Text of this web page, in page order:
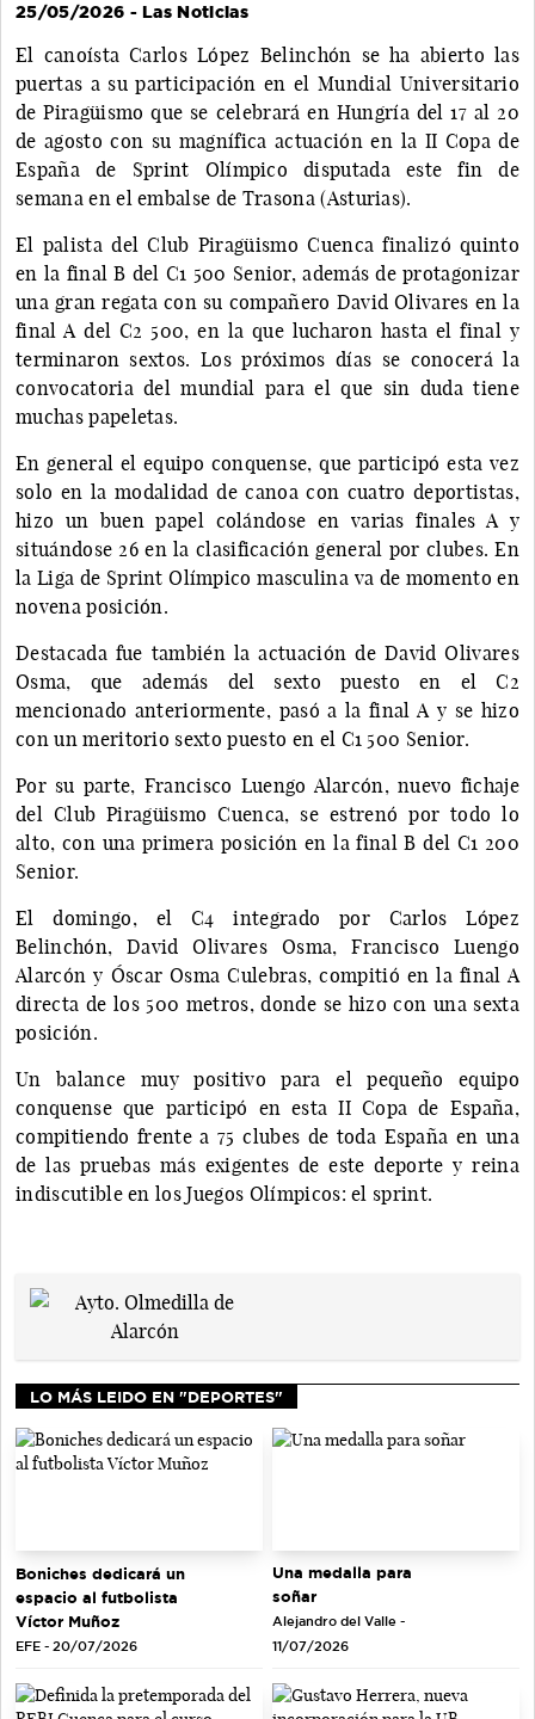
25/05/2026 - Las Noticias
El canoísta Carlos López Belinchón se ha abierto las
puertas a su participación en el Mundial Universitario
de Piragüismo que se celebrará en Hungría del 17 al 20
de agosto con su magnífica actuación en la II Copa de
España de Sprint Olímpico disputada este fin de
semana en el embalse de Trasona (Asturias).
El palista del Club Piragüismo Cuenca finalizó quinto
en la final B del C1 500 Senior, además de protagonizar
una gran regata con su compañero David Olivares en la
final A del C2 500, en la que lucharon hasta el final y
terminaron sextos. Los próximos días se conocerá la
convocatoria del mundial para el que sin duda tiene
muchas papeletas.
En general el equipo conquense, que participó esta vez
solo en la modalidad de canoa con cuatro deportistas,
hizo un buen papel colándose en varias finales A y
situándose 26 en la clasificación general por clubes. En
la Liga de Sprint Olímpico masculina va de momento en
novena posición.
Destacada fue también la actuación de David Olivares
Osma, que además del sexto puesto en el C2
mencionado anteriormente, pasó a la final A y se hizo
con un meritorio sexto puesto en el C1 500 Senior.
Por su parte, Francisco Luengo Alarcón, nuevo fichaje
del Club Piragüismo Cuenca, se estrenó por todo lo
alto, con una primera posición en la final B del C1 200
Senior.
El domingo, el C4 integrado por Carlos López
Belinchón, David Olivares Osma, Francisco Luengo
Alarcón y Óscar Osma Culebras, compitió en la final A
directa de los 500 metros, donde se hizo con una sexta
posición.
Un balance muy positivo para el pequeño equipo
conquense que participó en esta II Copa de España,
compitiendo frente a 75 clubes de toda España en una
de las pruebas más exigentes de este deporte y reina
indiscutible en los Juegos Olímpicos: el sprint.
LO MÁS LEIDO EN "DEPORTES"
Boniches dedicará un
espacio al futbolista
Víctor Muñoz
EFE - 20/07/2026
Una medalla para
soñar
Alejandro del Valle -
11/07/2026